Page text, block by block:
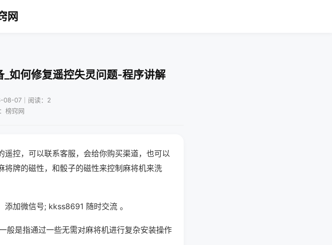
网
如何修复遥控失灵问题-程序讲解
08-07｜阅读：2
榜窍网
控，可以联系客服，会给你购买渠道，也可以
牌的磁性，和骰子的磁性来控制麻将机来洗
加微信号; kkss8691 随时交流 。
般是指通过一些无需对麻将机进行复杂安装操作